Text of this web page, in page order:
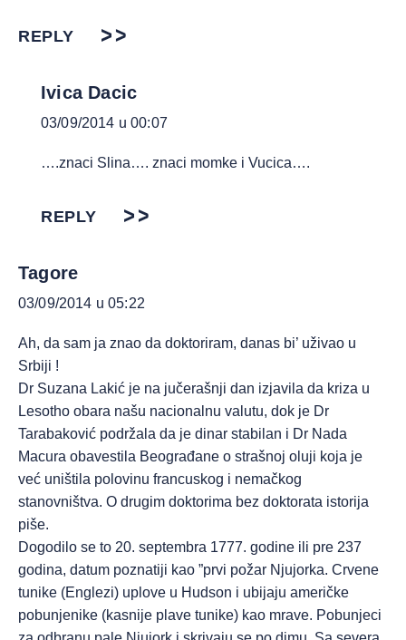
REPLY
Ivica Dacic
03/09/2014 u 00:07
….znaci Slina…. znaci momke i Vucica….
REPLY
Tagore
03/09/2014 u 05:22
Ah, da sam ja znao da doktoriram, danas bi’ uživao u
Srbiji !
Dr Suzana Lakić je na jučerašnji dan izjavila da kriza u
Lesotho obara našu nacionalnu valutu, dok je Dr
Tarabaković podržala da je dinar stabilan i Dr Nada
Macura obavestila Beograđane o strašnoj oluji koja je
već uništila polovinu francuskog i nemačkog
stanovništva. O drugim doktorima bez doktorata istorija
piše.
Dogodilo se to 20. septembra 1777. godine ili pre 237
godina, datum poznatiji kao ”prvi požar Njujorka. Crvene
tunike (Englezi) uplove u Hudson i ubijaju američke
pobunjenike (kasnije plave tunike) kao mrave. Pobunjeci